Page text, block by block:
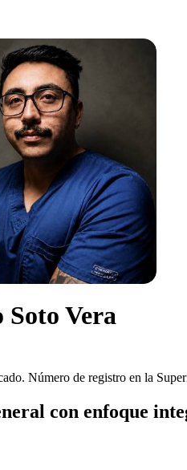
Soto Vera
Número de registro en la
con enfoque